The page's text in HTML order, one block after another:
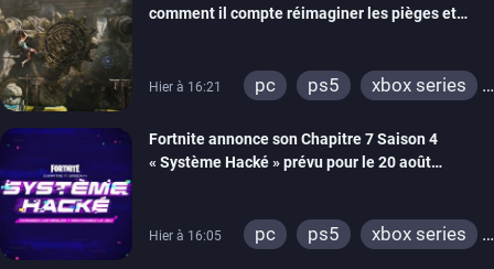
comment il compte réimaginer les pièges et
Hier à 16:21 pc ps5
xbox series
Fortnite annonce son Chapitre 7 Saison 4
« Système Hacké » prévu pour le 20 août
Hier à 16:05 pc ps5
xbox series